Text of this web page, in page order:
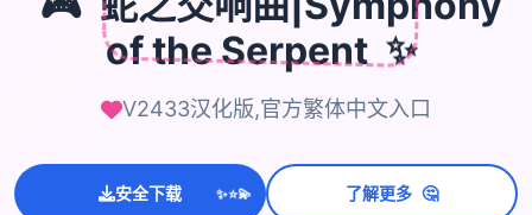
of the Serpent ✨
V2433汉化版,官方繁体中文入口
安全下载 ✨⭐💫 了解更多 🤔